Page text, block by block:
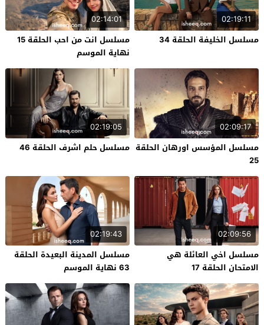
02:19:11
مسلسل الخليفة الحلقة 34
02:14:01
مسلسل انت من احب الحلقة 15
نهاية الموسم
02:09:17
مسلسل المؤسس اورهان الحلقة
25
02:19:05
مسلسل حلم اشرف الحلقة 46
02:09:56
مسلسل اخي العائلة هي
الامتحان الحلقة 17
02:19:43
مسلسل المدينة البعيدة الحلقة
63 نهاية الموسم